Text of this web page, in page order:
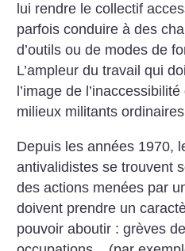
lui rendre le collectif
parfois conduire à des
d’outils ou de modes de
L’ampleur du travail qui
l’image de
milieux militants
Depuis les années 1970,
antivalidistes se trouvent
des actions menées par
doivent prendre un
pouvoir aboutir : grèves